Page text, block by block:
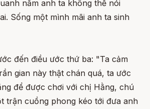
năm anh ta không thể nói
Sống một mình mãi anh ta sinh
đến điều ước thứ ba: "Ta cảm
gian này thật chán quá, ta ước
để được chơi với chị Hằng, chú
trận cuồng phong kéo tới đưa anh